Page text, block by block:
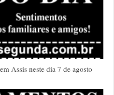
Assis neste dia 7 de agosto